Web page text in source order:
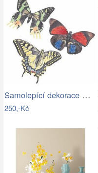
Samolepící dekorace Motýli - motýlci
250,-Kč